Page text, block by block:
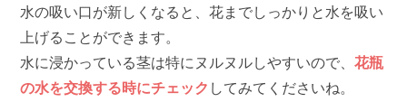
水の吸い口が新しくなると、花までしっかりと水を吸い
上げることができます。
水に浸かっている茎は特にヌルヌルしやすいので、花瓶
の水を交換する時にチェック してみてくださいね。